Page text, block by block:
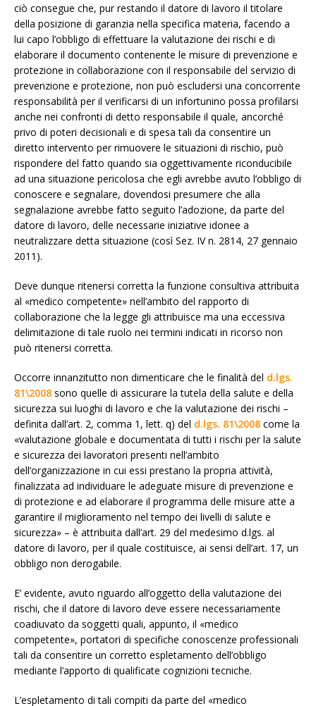
ciò consegue che, pur restando il datore di lavoro il titolare
della posizione di garanzia nella specifica materia, facendo a
lui capo l’obbligo di effettuare la valutazione dei rischi e di
elaborare il documento contenente le misure di prevenzione e
protezione in collaborazione con il responsabile del servizio di
prevenzione e protezione, non può escludersi una concorrente
responsabilità per il verificarsi di un infortunino possa profilarsi
anche nei confronti di detto responsabile il quale, ancorché
privo di poteri decisionali e di spesa tali da consentire un
diretto intervento per rimuovere le situazioni di rischio, può
rispondere del fatto quando sia oggettivamente riconducibile
ad una situazione pericolosa che egli avrebbe avuto l’obbligo di
conoscere e segnalare, dovendosi presumere che alla
segnalazione avrebbe fatto seguito l’adozione, da parte del
datore di lavoro, delle necessarie iniziative idonee a
neutralizzare detta situazione (così Sez. IV n. 2814, 27 gennaio
2011).
Deve dunque ritenersi corretta la funzione consultiva attribuita
al «medico competente» nell’ambito del rapporto di
collaborazione che la legge gli attribuisce ma una eccessiva
delimitazione di tale ruolo nei termini indicati in ricorso non
può ritenersi corretta.
Occorre innanzitutto non dimenticare che le finalità del d.lgs.
81\2008 sono quelle di assicurare la tutela della salute e della
sicurezza sui luoghi di lavoro e che la valutazione dei rischi –
definita dall’art. 2, comma 1, lett. q) del d.lgs. 81\2008 come la
«valutazione globale e documentata di tutti i rischi per la salute
e sicurezza dei lavoratori presenti nell’ambito
dell’organizzazione in cui essi prestano la propria attività,
finalizzata ad individuare le adeguate misure di prevenzione e
di protezione e ad elaborare il programma delle misure atte a
garantire il miglioramento nel tempo dei livelli di salute e
sicurezza» – è attribuita dall’art. 29 del medesimo d.lgs. al
datore di lavoro, per il quale costituisce, ai sensi dell’art. 17, un
obbligo non derogabile.
E’ evidente, avuto riguardo all’oggetto della valutazione dei
rischi, che il datore di lavoro deve essere necessariamente
coadiuvato da soggetti quali, appunto, il «medico
competente», portatori di specifiche conoscenze professionali
tali da consentire un corretto espletamento dell’obbligo
mediante l’apporto di qualificate cognizioni tecniche.
L’espletamento di tali compiti da parte del «medico